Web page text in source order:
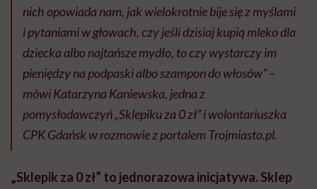
nich opowiada nam, jak wielokrotnie bije się z myślami
i pytaniami w głowach, czy jeśli dzisiaj kupią mleko dla
dziecka albo najtańsze mydło, to czy wystarczy im
pieniędzy na podpaski albo szampon do włosów” –
mówi Katarzyna Kaniewska, jedna z
pomysłodawczyń „Sklepiku za 0 zł” i wolontariuszka
CPK Gdańsk w rozmowie z portalem Trojmiasto.pl.
„Sklepik za 0 zł” to jednorazowa inicjatywa. Sklep